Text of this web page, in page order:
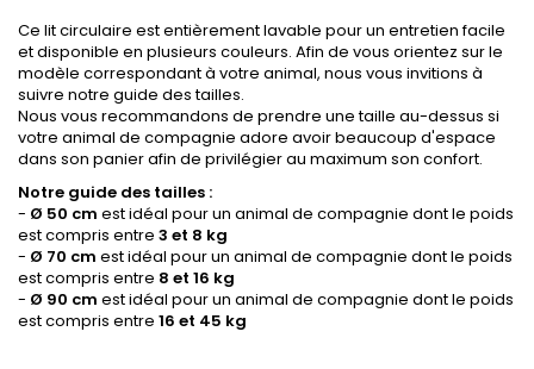
Ce lit circulaire est entièrement lavable pour un entretien facile
et disponible en plusieurs couleurs. Afin de vous orientez sur le
modèle correspondant à votre animal, nous vous invitions à
suivre notre guide des tailles.
Nous vous recommandons de prendre une taille au-dessus si
votre animal de compagnie adore avoir beaucoup d'espace
dans son panier afin de privilégier au maximum son confort.
Notre guide des tailles :
- Ø 50 cm est idéal pour un animal de compagnie dont le poids
est compris entre 3 et 8 kg
- Ø 70 cm est idéal pour un animal de compagnie dont le poids
est compris entre 8 et 16 kg
- Ø 90 cm est idéal pour un animal de compagnie dont le poids
est compris entre 16 et 45 kg